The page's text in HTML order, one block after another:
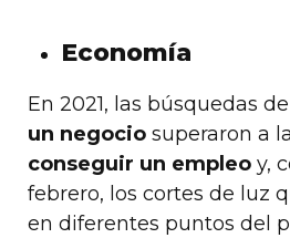
Economía
En 2021, las búsquedas de
un negocio superaron a
conseguir un empleo y,
febrero, los cortes de luz
en diferentes puntos del